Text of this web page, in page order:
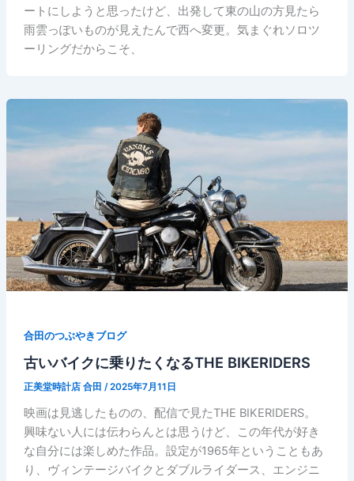
ートにしようと思ったけど、出発して東の山の方見たら
雨雲っぽいものが見えたんで西へ変更。気まぐれソロツ
ーリングだからこそ、
合田のつぶやきブログ
古いバイクに乗りたくなるTHE BIKERIDERS
正美堂時計店 合田 /2025年7月11日
映画は見逃したものの、配信で見たTHE BIKERIDERS。
興味ない人には伝わらんとは思うけど、この年代が好き
な自分には楽しめた作品。設定が1965年ということもあ
り、ヴィンテージバイクとダブルライダース、エンジニ